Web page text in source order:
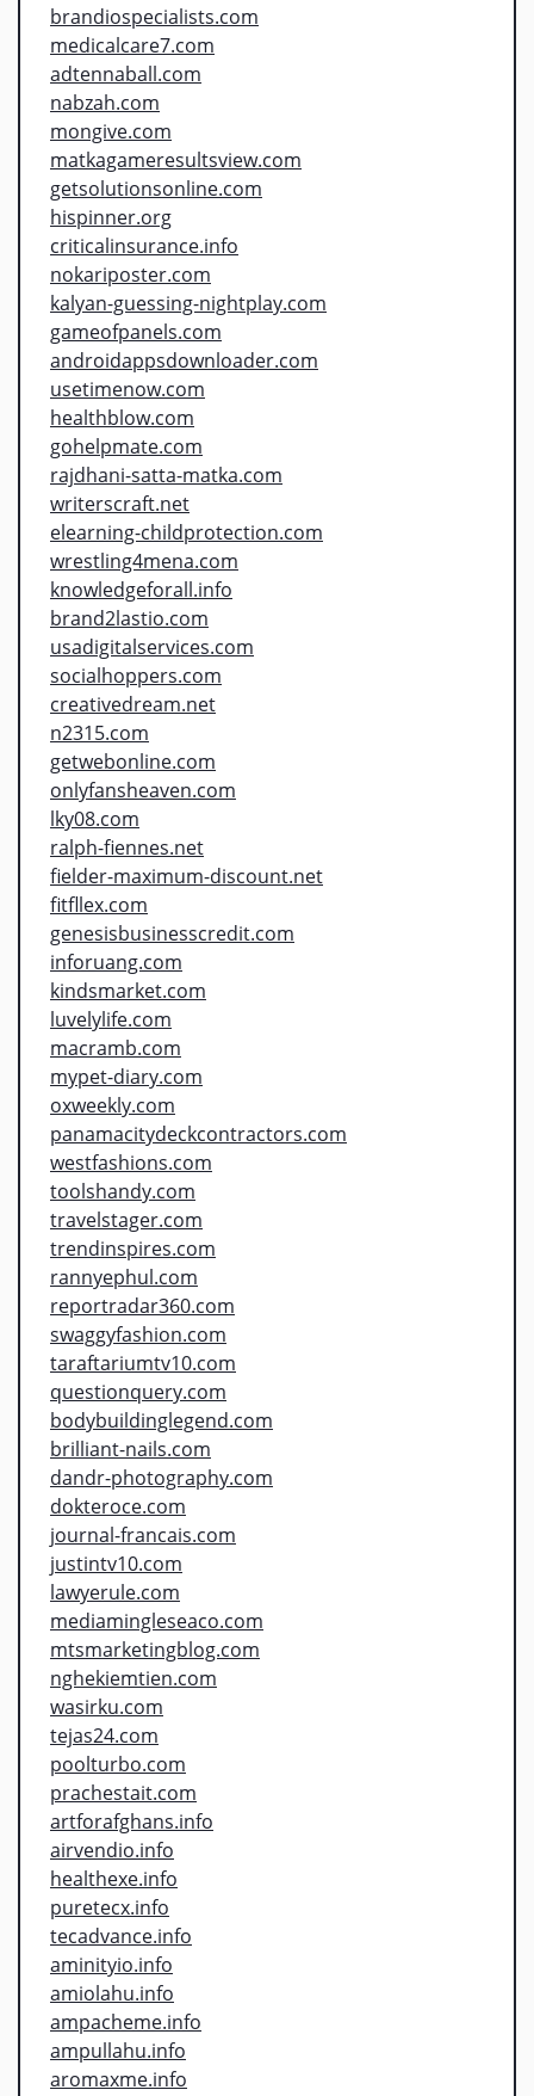
brandiospecialists.com
medicalcare7.com
adtennaball.com
nabzah.com
mongive.com
matkagameresultsview.com
getsolutionsonline.com
hispinner.org
criticalinsurance.info
nokariposter.com
kalyan-guessing-nightplay.com
gameofpanels.com
androidappsdownloader.com
usetimenow.com
healthblow.com
gohelpmate.com
rajdhani-satta-matka.com
writerscraft.net
elearning-childprotection.com
wrestling4mena.com
knowledgeforall.info
brand2lastio.com
usadigitalservices.com
socialhoppers.com
creativedream.net
n2315.com
getwebonline.com
onlyfansheaven.com
lky08.com
ralph-fiennes.net
fielder-maximum-discount.net
fitfllex.com
genesisbusinesscredit.com
inforuang.com
kindsmarket.com
luvelylife.com
macramb.com
mypet-diary.com
oxweekly.com
panamacitydeckcontractors.com
westfashions.com
toolshandy.com
travelstager.com
trendinspires.com
rannyephul.com
reportradar360.com
swaggyfashion.com
taraftariumtv10.com
questionquery.com
bodybuildinglegend.com
brilliant-nails.com
dandr-photography.com
dokteroce.com
journal-francais.com
justintv10.com
lawyerule.com
mediamingleseaco.com
mtsmarketingblog.com
nghekiemtien.com
wasirku.com
tejas24.com
poolturbo.com
prachestait.com
artforafghans.info
airvendio.info
healthexe.info
puretecx.info
tecadvance.info
aminityio.info
amiolahu.info
ampacheme.info
ampullahu.info
aromaxme.info